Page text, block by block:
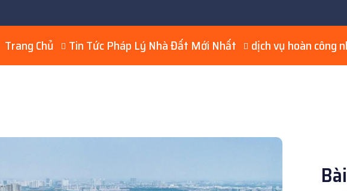
Trang Chủ Tin Tức Pháp Lý Nhà Đất Mới Nhất dịch vụ hoàn công